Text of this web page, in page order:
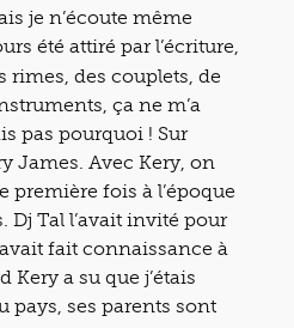
je n’écoute même
été attiré par l’écriture,
rimes, des couplets, de
ça ne m’a
pas pourquoi ! Sur
James. Avec Kery, on
première fois à l’époque
Dj Tal l’avait invité pour
fait connaissance à
a su que j’étais
pays, ses parents sont